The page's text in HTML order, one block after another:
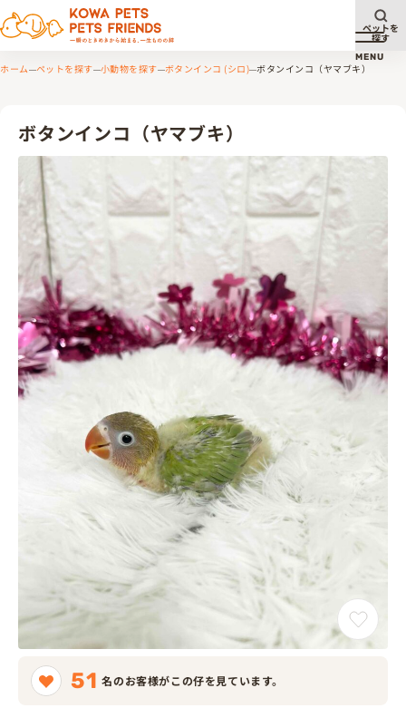
メニ
MENU
ペットを
探す
ホーム ペットを探す 小動物を探す ボタンインコ (シロ) ボタンインコ（ヤマブキ）
ボタンインコ（ヤマブキ）
51 名のお客様がこの仔を見ています。